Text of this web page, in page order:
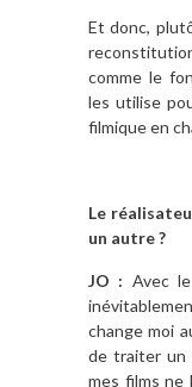
Et donc,
comme le
les utilise
filmique en
Le
un autre ?
JO : Avec
change moi
de traiter un
mes films ne